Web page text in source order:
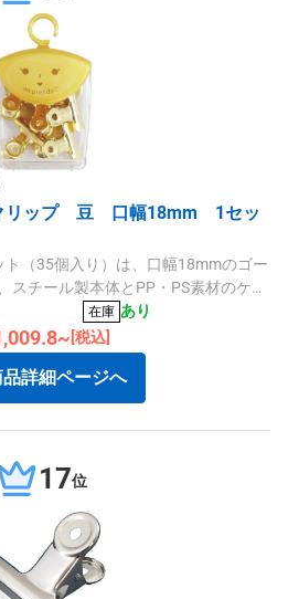
リップ 豆 口幅18mm 1セッ
（35個入り）は、口幅18mmのゴー
スチール製本体とPP・PS素材のケー
なバネで書類をしっかりとまとめる
在庫 あり
[税込]
詳細ページへ
17位